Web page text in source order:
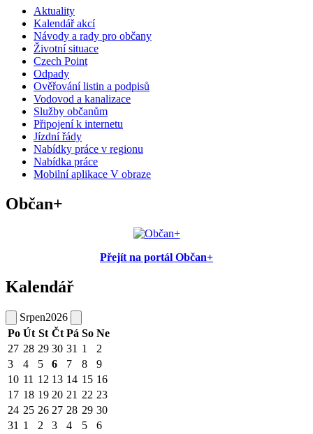
Aktuality
Kalendář akcí
Návody a rady pro občany
Životní situace
Czech Point
Odpady
Ověřování listin a podpisů
Vodovod a kanalizace
Služby občanům
Připojení k internetu
Jízdní řády
Nabídky práce v regionu
Nabídka práce
Mobilní aplikace V obraze
Občan+
Přejít na portál Občan+
Kalendář
Srpen2026
Po Út St Čt Pá So Ne
27 28 29 30 31 1
2
3
4 5 6 7 8
9
10 11 12 13 14 15 16
17 18 19 20 21 22 23
24 25 26 27 28 29 30
31 1 2 3 4 5 6